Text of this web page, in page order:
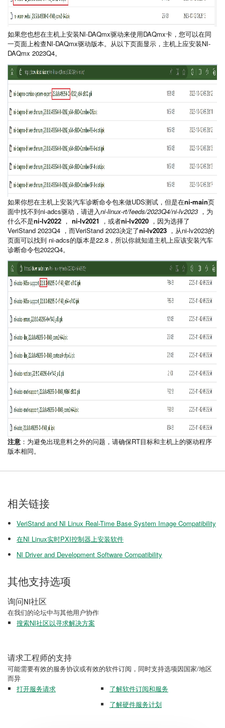
如果您也想在主机上安装NI-DAQmx驱动来使用DAQmx卡，您可以在同
一页面上检查NI-DAQmx驱动版本。从以下页面显示，主机上应安装NI-
DAQmx 2023Q4。
如果你想在主机上安装汽车诊断命令包来做UDS测试，但是在ni-main页
面中找不到ni-adcs驱动，请进入ni-linux-rt/feeds/2023Q4/ni-lv2023 ，为
什么不是ni-lv2022 ， ni-lv2021 ，或者ni-lv2020 ，因为选择了
VeriStand 2023Q4 ，而VeriStand 2023决定了ni-lv2023 ，从ni-lv2023的
页面可以找到 ni-adcs的版本是22.8，所以你就知道主机上应该安装汽车
诊断命令包2022Q4。
注意 ：为避免出现意料之外的问题，请确保RT目标和主机上的驱动程序
版本相同。
相关链接
VeriStand and NI Linux Real-Time Base System Image Compatibility
在NI Linux实时PXI控制器上安装软件
NI Driver and Development Software Compatibility
其他支持选项
询问NI社区
在我们的论坛中与其他用户协作
搜索NI社区以寻求解决方案
请求工程师的支持
可能需要有效的服务协议或有效的软件订阅，同时支持选项因国家/地区
而异
打开服务请求
了解软件订阅和服务
了解硬件服务计划